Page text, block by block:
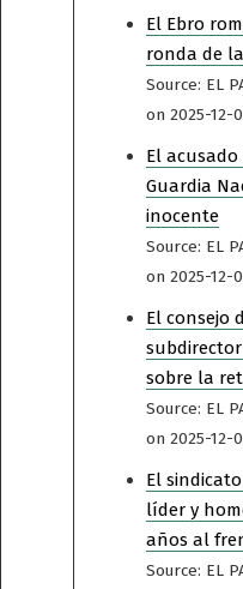
El Ebro
ronda de
Source: EL
on 2025-12-
El
Guardia
inocente
Source: EL
on 2025-12-
El consejo
sobre la
Source: EL
on 2025-12-
El
líder y
años al
Source: EL